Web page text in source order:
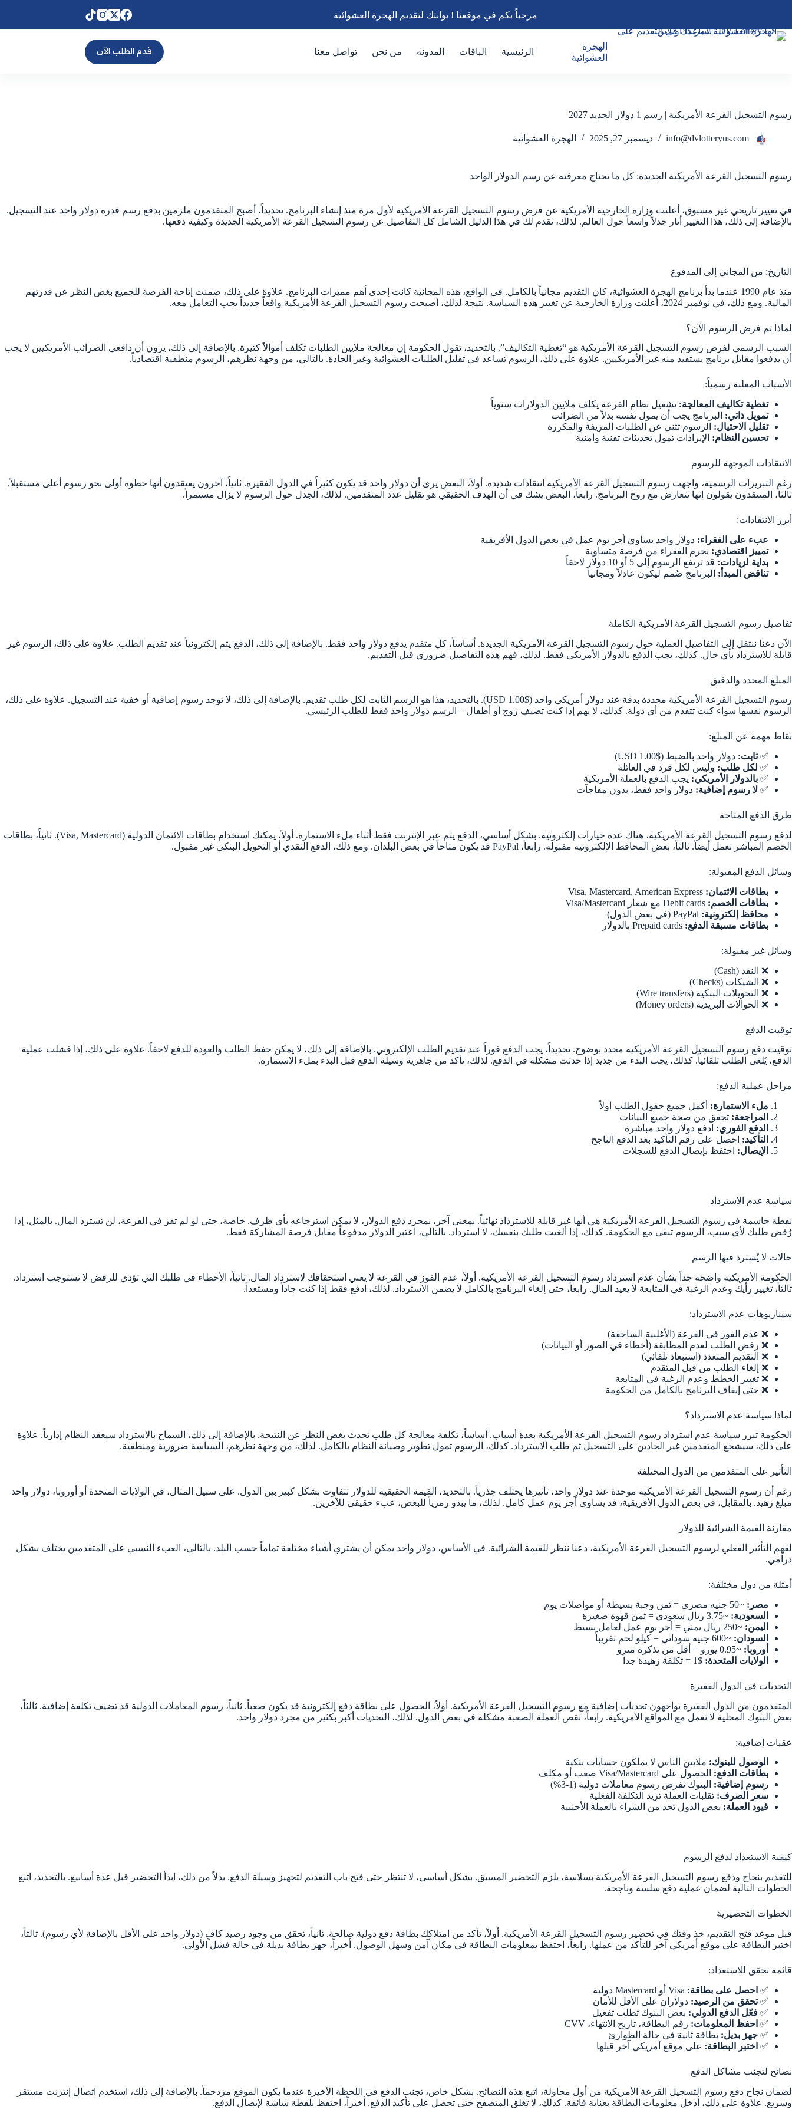
المحتوى
مرحباً بكم في موقعنا ! بوابتك لتقديم الهجرة العشوائية
الهجرة
العشوائية
الرئيسية الباقات المدونه من نحن تواصل معنا قدم الطلب الآن
رسوم التسجيل القرعة الأمريكية | رسم 1 دولار الجديد 2027
info@dvlotteryus.com ديسمبر 27, 2025 الهجرة العشوائية
رسوم التسجيل القرعة الأمريكية الجديدة: كل ما تحتاج معرفته عن رسم الدولار الواحد
في تغيير تاريخي غير مسبوق، أعلنت وزارة الخارجية الأمريكية عن فرض رسوم التسجيل القرعة الأمريكية لأول مرة منذ إنشاء البرنامج. تحديداً، أصبح المتقدمون ملزمين بدفع رسم قدره دولار واحد عند التسجيل.
بالإضافة إلى ذلك، هذا التغيير أثار جدلاً واسعاً حول العالم. لذلك، نقدم لك في هذا الدليل الشامل كل التفاصيل عن رسوم التسجيل القرعة الأمريكية الجديدة وكيفية دفعها.
التاريخ: من المجاني إلى المدفوع
منذ عام 1990 عندما بدأ برنامج الهجرة العشوائية، كان التقديم مجانياً بالكامل. في الواقع، هذه المجانية كانت إحدى أهم مميزات البرنامج. علاوة على ذلك، ضمنت إتاحة الفرصة للجميع بغض النظر عن قدرتهم
المالية. ومع ذلك، في نوفمبر 2024، أعلنت وزارة الخارجية عن تغيير هذه السياسة. نتيجة لذلك، أصبحت رسوم التسجيل القرعة الأمريكية واقعاً جديداً يجب التعامل معه.
لماذا تم فرض الرسوم الآن؟
السبب الرسمي لفرض رسوم التسجيل القرعة الأمريكية هو “تغطية التكاليف”. بالتحديد، تقول الحكومة إن معالجة ملايين الطلبات تكلف أموالاً كثيرة. بالإضافة إلى ذلك، يرون أن دافعي الضرائب الأمريكيين لا يجب
أن يدفعوا مقابل برنامج يستفيد منه غير الأمريكيين. علاوة على ذلك، الرسوم تساعد في تقليل الطلبات العشوائية وغير الجادة. بالتالي، من وجهة نظرهم، الرسوم منطقية اقتصادياً.
الأسباب المعلنة رسمياً:
تغطية تكاليف المعالجة: تشغيل نظام القرعة يكلف ملايين الدولارات سنوياً
تمويل ذاتي: البرنامج يجب أن يمول نفسه بدلاً من الضرائب
تقليل الاحتيال: الرسوم تثني عن الطلبات المزيفة والمكررة
تحسين النظام: الإيرادات تمول تحديثات تقنية وأمنية
الانتقادات الموجهة للرسوم
رغم التبريرات الرسمية، واجهت رسوم التسجيل القرعة الأمريكية انتقادات شديدة. أولاً، البعض يرى أن دولار واحد قد يكون كثيراً في الدول الفقيرة. ثانياً، آخرون يعتقدون أنها خطوة أولى نحو رسوم أعلى مستقبلاً.
ثالثاً، المنتقدون يقولون إنها تتعارض مع روح البرنامج. رابعاً، البعض يشك في أن الهدف الحقيقي هو تقليل عدد المتقدمين. لذلك، الجدل حول الرسوم لا يزال مستمراً.
أبرز الانتقادات:
عبء على الفقراء: دولار واحد يساوي أجر يوم عمل في بعض الدول الأفريقية
تمييز اقتصادي: يحرم الفقراء من فرصة متساوية
بداية لزيادات: قد ترتفع الرسوم إلى 5 أو 10 دولار لاحقاً
تناقض المبدأ: البرنامج صُمم ليكون عادلاً ومجانياً
تفاصيل رسوم التسجيل القرعة الأمريكية الكاملة
الآن دعنا ننتقل إلى التفاصيل العملية حول رسوم التسجيل القرعة الأمريكية الجديدة. أساساً، كل متقدم يدفع دولار واحد فقط. بالإضافة إلى ذلك، الدفع يتم إلكترونياً عند تقديم الطلب. علاوة على ذلك، الرسوم غير
قابلة للاسترداد بأي حال. كذلك، يجب الدفع بالدولار الأمريكي فقط. لذلك، فهم هذه التفاصيل ضروري قبل التقديم.
المبلغ المحدد والدقيق
رسوم التسجيل القرعة الأمريكية محددة بدقة عند دولار أمريكي واحد ($1.00 USD). بالتحديد، هذا هو الرسم الثابت لكل طلب تقديم. بالإضافة إلى ذلك، لا توجد رسوم إضافية أو خفية عند التسجيل. علاوة على ذلك،
الرسوم نفسها سواء كنت تتقدم من أي دولة. كذلك، لا يهم إذا كنت تضيف زوج أو أطفال – الرسم دولار واحد فقط للطلب الرئيسي.
نقاط مهمة عن المبلغ:
✅ثابت: دولار واحد بالضبط ($1.00 USD)
✅ لكل طلب: وليس لكل فرد في العائلة
✅ بالدولار الأمريكي: يجب الدفع بالعملة الأمريكية
✅ لا رسوم إضافية: دولار واحد فقط، بدون مفاجآت
طرق الدفع المتاحة
لدفع رسوم التسجيل القرعة الأمريكية، هناك عدة خيارات إلكترونية. بشكل أساسي، الدفع يتم عبر الإنترنت فقط أثناء ملء الاستمارة. أولاً، يمكنك استخدام بطاقات الائتمان الدولية (Visa, Mastercard). ثانياً، بطاقات
الخصم المباشر تعمل أيضاً. ثالثاً، بعض المحافظ الإلكترونية مقبولة. رابعاً، PayPal قد يكون متاحاً في بعض البلدان. ومع ذلك، الدفع النقدي أو التحويل البنكي غير مقبول.
وسائل الدفع المقبولة:
بطاقات الائتمان:
بطاقات الخصم:
محافظ إلكترونية:
بطاقات مسبقة الدفع:
وسائل غير مقبولة:
❌ النقد (Cash)
❌ الشيكات (Checks)
❌ التحويلات البنكية (Wire transfers)
❌ الحوالات البريدية (Money orders)
توقيت الدفع
توقيت دفع رسوم التسجيل القرعة الأمريكية محدد بوضوح. تحديداً، يجب الدفع فوراً عند تقديم الطلب الإلكتروني. بالإضافة إلى ذلك، لا يمكن حفظ الطلب والعودة للدفع لاحقاً. علاوة على ذلك، إذا فشلت عملية
الدفع، يُلغى الطلب تلقائياً. كذلك، يجب البدء من جديد إذا حدثت مشكلة في الدفع. لذلك، تأكد من جاهزية وسيلة الدفع قبل البدء بملء الاستمارة.
مراحل عملية الدفع:
ملء الاستمارة: أكمل جميع حقول الطلب أولاً
المراجعة: تحقق من صحة جميع البيانات
الدفع الفوري: ادفع دولار واحد مباشرة
التأكيد: احصل على رقم التأكيد بعد الدفع الناجح
الإيصال: احتفظ بإيصال الدفع للسجلات
سياسة عدم الاسترداد
نقطة حاسمة في رسوم التسجيل القرعة الأمريكية هي أنها غير قابلة للاسترداد نهائياً. بمعنى آخر، بمجرد دفع الدولار، لا يمكن استرجاعه بأي ظرف. خاصة، حتى لو لم تفز في القرعة، لن تسترد المال. بالمثل، إذا
رُفض طلبك لأي سبب، الرسوم تبقى مع الحكومة. كذلك، إذا ألغيت طلبك بنفسك، لا استرداد. بالتالي، اعتبر الدولار مدفوعاً مقابل فرصة المشاركة فقط.
حالات لا يُسترد فيها الرسم
الحكومة الأمريكية واضحة جداً بشأن عدم استرداد رسوم التسجيل القرعة الأمريكية. أولاً، عدم الفوز في القرعة لا يعني استحقاقك لاسترداد المال. ثانياً، الأخطاء في طلبك التي تؤدي للرفض لا تستوجب استرداد.
ثالثاً، تغيير رأيك وعدم الرغبة في المتابعة لا يعيد المال. رابعاً، حتى إلغاء البرنامج بالكامل لا يضمن الاسترداد. لذلك، ادفع فقط إذا كنت جاداً ومستعداً.
سيناريوهات عدم الاسترداد:
❌ عدم الفوز في القرعة (الأغلبية الساحقة)
❌ رفض الطلب لعدم المطابقة (أخطاء في الصور أو البيانات)
❌ التقديم المتعدد (استبعاد تلقائي)
❌ إلغاء الطلب من قبل المتقدم
❌ تغيير الخطط وعدم الرغبة في المتابعة
❌ حتى إيقاف البرنامج بالكامل من الحكومة
لماذا سياسة عدم الاسترداد؟
الحكومة تبرر سياسة عدم استرداد رسوم التسجيل القرعة الأمريكية بعدة أسباب. أساساً، تكلفة معالجة كل طلب تحدث بغض النظر عن النتيجة. بالإضافة إلى ذلك، السماح بالاسترداد سيعقد النظام إدارياً. علاوة
على ذلك، سيشجع المتقدمين غير الجادين على التسجيل ثم طلب الاسترداد. كذلك، الرسوم تمول تطوير وصيانة النظام بالكامل. لذلك، من وجهة نظرهم، السياسة ضرورية ومنطقية.
التأثير على المتقدمين من الدول المختلفة
رغم أن رسوم التسجيل القرعة الأمريكية موحدة عند دولار واحد، تأثيرها يختلف جذرياً. بالتحديد، القيمة الحقيقية للدولار تتفاوت بشكل كبير بين الدول. على سبيل المثال، في الولايات المتحدة أو أوروبا، دولار واحد
مبلغ زهيد. بالمقابل، في بعض الدول الأفريقية، قد يساوي أجر يوم عمل كامل. لذلك، ما يبدو رمزياً للبعض، عبء حقيقي للآخرين.
مقارنة القيمة الشرائية للدولار
لفهم التأثير الفعلي لرسوم التسجيل القرعة الأمريكية، دعنا ننظر للقيمة الشرائية. في الأساس، دولار واحد يمكن أن يشتري أشياء مختلفة تماماً حسب البلد. بالتالي، العبء النسبي على المتقدمين يختلف بشكل
درامي.
أمثلة من دول مختلفة:
مصر: ~50 جنيه مصري = ثمن وجبة بسيطة أو مواصلات يوم
السعودية: ~3.75 ريال سعودي = ثمن قهوة صغيرة
اليمن: ~250 ريال يمني = أجر يوم عمل لعامل بسيط
السودان: ~600 جنيه سوداني = كيلو لحم تقريباً
أوروبا: ~0.95 يورو = أقل من تذكرة مترو
الولايات المتحدة: $1 = تكلفة زهيدة جداً
التحديات في الدول الفقيرة
المتقدمون من الدول الفقيرة يواجهون تحديات إضافية مع رسوم التسجيل القرعة الأمريكية. أولاً، الحصول على بطاقة دفع إلكترونية قد يكون صعباً. ثانياً، رسوم المعاملات الدولية قد تضيف تكلفة إضافية. ثالثاً،
بعض البنوك المحلية لا تعمل مع المواقع الأمريكية. رابعاً، نقص العملة الصعبة مشكلة في بعض الدول. لذلك، التحديات أكبر بكثير من مجرد دولار واحد.
عقبات إضافية:
الوصول للبنوك: ملايين الناس لا يملكون حسابات بنكية
بطاقات الدفع: الحصول على Visa/Mastercard صعب أو مكلف
رسوم إضافية: البنوك تفرض رسوم معاملات دولية (1-3%)
سعر الصرف: تقلبات العملة تزيد التكلفة الفعلية
قيود العملة: بعض الدول تحد من الشراء بالعملة الأجنبية
كيفية الاستعداد لدفع الرسوم
للتقديم بنجاح ودفع رسوم التسجيل القرعة الأمريكية بسلاسة، يلزم التحضير المسبق. بشكل أساسي، لا تنتظر حتى فتح باب التقديم لتجهيز وسيلة الدفع. بدلاً من ذلك، ابدأ التحضير قبل عدة أسابيع. بالتحديد، اتبع
الخطوات التالية لضمان عملية دفع سلسة وناجحة.
الخطوات التحضيرية
قبل موعد فتح التقديم، خذ وقتك في تحضير رسوم التسجيل القرعة الأمريكية. أولاً، تأكد من امتلاكك بطاقة دفع دولية صالحة. ثانياً، تحقق من وجود رصيد كافٍ (دولار واحد على الأقل بالإضافة لأي رسوم). ثالثاً،
اختبر البطاقة على موقع أمريكي آخر للتأكد من عملها. رابعاً، احتفظ بمعلومات البطاقة في مكان آمن وسهل الوصول. أخيراً، جهز بطاقة بديلة في حالة فشل الأولى.
قائمة تحقق للاستعداد:
✅ احصل على بطاقة:
✅تحقق من الرصيد: دولاران على الأقل للأمان
✅ فعّل الدفع الدولي: بعض البنوك تطلب تفعيل
✅ احفظ المعلومات: رقم البطاقة، تاريخ الانتهاء، CVV
✅ جهز بديل: بطاقة ثانية في حالة الطوارئ
✅ اختبر البطاقة: على موقع أمريكي آخر قبلها
نصائح لتجنب مشاكل الدفع
لضمان نجاح دفع رسوم التسجيل القرعة الأمريكية من أول محاولة، اتبع هذه النصائح. بشكل خاص، تجنب الدفع في اللحظة الأخيرة عندما يكون الموقع مزدحماً. بالإضافة إلى ذلك، استخدم اتصال إنترنت مستقر
وسريع. علاوة على ذلك، أدخل معلومات البطاقة بعناية فائقة. كذلك، لا تغلق المتصفح حتى تحصل على تأكيد الدفع. أخيراً، احتفظ بلقطة شاشة لإيصال الدفع.